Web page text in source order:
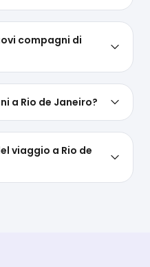
compagni di
a Rio de Janeiro?
viaggio a Rio de